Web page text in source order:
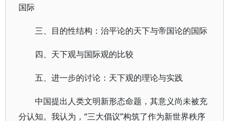
国际
三、目的性结构：治平论的天下与帝国论的国际
四、天下观与国际观的比较
五、进一步的讨论：天下观的理论与实践
中国提出人类文明新形态命题，其意义尚未被充
分认知。我认为，“三大倡议”构筑了作为新世界秩序